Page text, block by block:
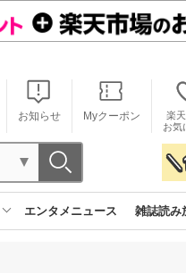
お知らせ Myクーポン
楽
お気
エンタメニュース 雑誌読み